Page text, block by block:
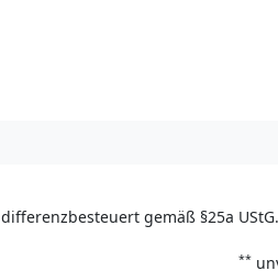
differenzbesteuert gemäß §25a
**